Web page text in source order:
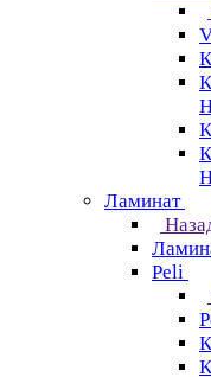
Ламинат
Peli